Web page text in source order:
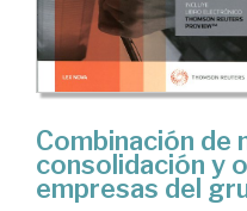
Combinación de
consolidación y
empresas del